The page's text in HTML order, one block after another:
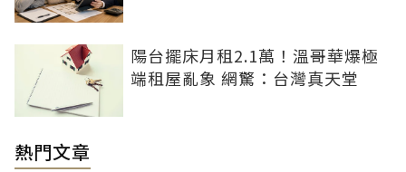
陽台擺床月租2.1萬！溫哥華爆極
端租屋亂象 網驚：台灣真天堂
熱門文章